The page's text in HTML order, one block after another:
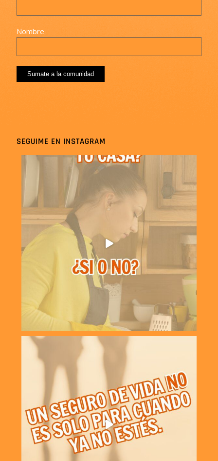
Nombre
SEGUIME EN INSTAGRAM